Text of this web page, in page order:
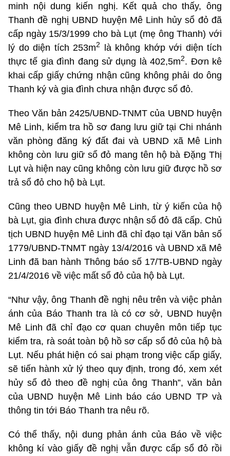
minh nội dung kiến nghị. Kết quả cho thấy, ông
Thanh đề nghị UBND huyện Mê Linh hủy sổ đỏ đã
cấp ngày 15/3/1999 cho bà Lụt (mẹ ông Thanh) với
lý do diện tích 253m2
là không khớp với diện tích
thực tế gia đình đang sử dụng là 402,5m2. Đơn kê
khai cấp giấy chứng nhận cũng không phải do ông
Thanh ký và gia đình chưa nhận được sổ đỏ.
Theo Văn bản 2425/UBND-TNMT của UBND huyện
Mê Linh, kiểm tra hồ sơ đang lưu giữ tại Chi nhánh
văn phòng đăng ký đất đai và UBND xã Mê Linh
không còn lưu giữ sổ đỏ mang tên hộ bà Đặng Thị
Lụt và hiện nay cũng không còn lưu giữ được hồ sơ
trả sổ đỏ cho hộ bà Lụt.
Cũng theo UBND huyện Mê Linh, từ ý kiến của hộ
bà Lụt, gia đình chưa được nhận sổ đỏ đã cấp. Chủ
tịch UBND huyện Mê Linh đã chỉ đạo tại Văn bản số
1779/UBND-TNMT ngày 13/4/2016 và UBND xã Mê
Linh đã ban hành Thông báo số 17/TB-UBND ngày
21/4/2016 về việc mất sổ đỏ của hộ bà Lụt.
“Như vậy, ông Thanh đề nghị nêu trên và việc phản
ánh của Báo Thanh tra là có cơ sở, UBND huyện
Mê Linh đã chỉ đạo cơ quan chuyên môn tiếp tục
kiểm tra, rà soát toàn bộ hồ sơ cấp sổ đỏ của hộ bà
Lụt. Nếu phát hiện có sai phạm trong việc cấp giấy,
sẽ tiến hành xử lý theo quy định, trong đó, xem xét
hủy sổ đỏ theo đề nghị của ông Thanh”, văn bản
của UBND huyện Mê Linh báo cáo UBND TP và
thông tin tới Báo Thanh tra nêu rõ.
Có thể thấy, nội dung phản ánh của Báo về việc
không kí vào giấy đề nghị vẫn được cấp sổ đỏ rồi